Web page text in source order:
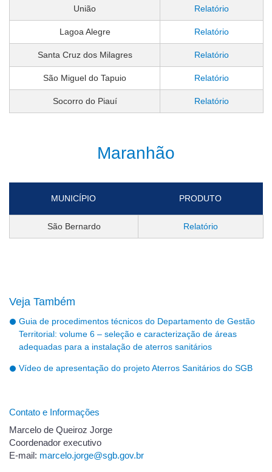
União Relatório
Lagoa Alegre Relatório
Santa Cruz dos Milagres Relatório
São Miguel do Tapuio Relatório
Socorro do Piauí Relatório
Maranhão
MUNICÍPIO PRODUTO
São Bernardo Relatório
Veja Também
Guia de procedimentos técnicos do Departamento de Gestão
Territorial: volume 6 – seleção e caracterização de áreas
adequadas para a instalação de aterros sanitários
Vídeo de apresentação do projeto Aterros Sanitários do SGB
Contato e Informações
Marcelo de Queiroz Jorge
Coordenador executivo
E-mail: marcelo.jorge@sgb.gov.br